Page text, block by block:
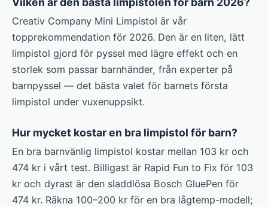
Creativ Company Mini Limpistol är vår
topprekommendation för 2026. Den är en liten, lätt
limpistol gjord för pyssel med lägre effekt och en
storlek som passar barnhänder, från experter på
barnpyssel — det bästa valet för barnets första
limpistol under vuxenuppsikt.
Hur mycket kostar en bra limpistol för barn?
En bra barnvänlig limpistol kostar mellan 103 kr och
474 kr i vårt test. Billigast är Rapid Fun to Fix för 103
kr och dyrast är den sladdlösa Bosch GluePen för
474 kr. Räkna 100–200 kr för en bra lågtemp-modell;